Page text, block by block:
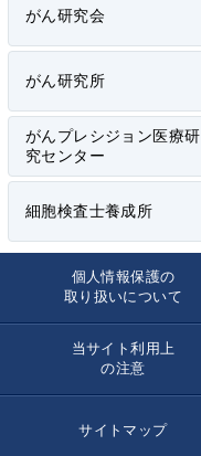
がん研究会
がん研究所
がんプレシジョン医療研
究センター
細胞検査士養成所
個人情報保護の
取り扱いについて
当サイト利用上
の注意
サイトマップ